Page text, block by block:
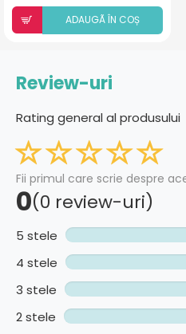
ADAUGÃ ÎN COȘ
Review-uri
Rating general al produsului
Fii primul care scrie despre
0(0 review-uri)
5 stele
4 stele
3 stele
2 stele